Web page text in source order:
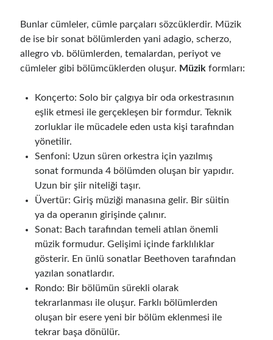
Bunlar cümleler, cümle parçaları sözcüklerdir. Müzik
de ise bir sonat bölümlerden yani adagio, scherzo,
allegro vb. bölümlerden, temalardan, periyot ve
cümleler gibi bölümcüklerden oluşur. Müzikformları:
Konçerto: Solo bir çalgıya bir oda orkestrasının
eşlik etmesi ile gerçekleşen bir formdur. Teknik
zorluklar ile mücadele eden usta kişi tarafından
yönetilir.
Senfoni: Uzun süren orkestra için yazılmış
sonat formunda 4 bölümden oluşan bir yapıdır.
Uzun bir şiir niteliği taşır.
Üvertür: Giriş müziği manasına gelir. Bir süitin
ya da operanın girişinde çalınır.
Sonat: Bach tarafından temeli atılan önemli
müzik formudur. Gelişimi içinde farklılıklar
gösterir. En ünlü sonatlar Beethoven tarafından
yazılan sonatlardır.
Rondo: Bir bölümün sürekli olarak
tekrarlanması ile oluşur. Farklı bölümlerden
oluşan bir esere yeni bir bölüm eklenmesi ile
tekrar başa dönülür.